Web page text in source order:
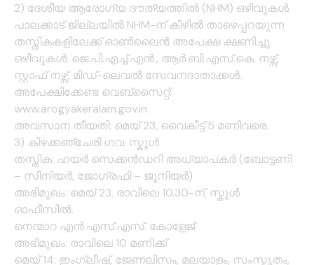
2) ദേശീയ ആരോഗ്യ ദൗത്യത്തിൽ (NHM) ഒഴിവുകൾ.
പാലക്കാട് ജില്ലയിൽ NHM-ന് കീഴിൽ താഴെപ്പറയുന്ന
തസ്തികകളിലേക്ക് ഓൺലൈൻ അപേക്ഷ ക്ഷണിച്ചു.
ഒഴിവുകൾ: ജെ.പി.എച്ച്.എൻ., ആർ.ബി.എസ്.കെ. നഴ്സ്,
സ്റ്റാഫ് നഴ്സ്, മിഡ്-ലെവൽ സേവനദാതാക്കൾ.
അപേക്ഷിക്കേണ്ട വെബ്സൈറ്റ്:
www.arogyakeralam.gov.in
അവസാന തീയതി: മെയ് 23, വൈകീട്ട് 5 മണിവരെ.
3) കിഴക്കഞ്ചേരി ഗവ. സ്കൂൾ
തസ്തിക: ഹയർ സെക്കൻഡറി അധ്യാപകർ (ബോട്ടണി
– സീനിയർ, ജോഗ്രഫി – ജൂനിയർ)
അഭിമുഖം: മെയ് 23, രാവിലെ 10.30-ന്, സ്കൂൾ
ഓഫീസിൽ.
നെന്മാറ എൻ.എസ്.എസ്. കോളേജ്
അഭിമുഖം: രാവിലെ 10 മണിക്ക്
മെയ് 14: ഇംഗ്ലീഷ്, ജേണലിസം, മലയാളം, സംസ്കൃതം,